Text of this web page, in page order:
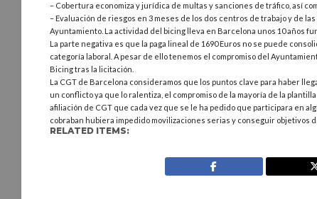
– Cobertura economiza y jurídica de multas y sanciones de tráfico, así
– Evaluación de riesgos en 3 meses de los dos centros de trabajo y de
Ayuntamiento. La actividad del bicing lleva en Barcelona unos 10 años
La parte negativa es que la paga lineal de 1690 Euros no se puede
categoría laboral. A pesar de ello tenemos el compromiso del
Bicing tras la licitación.
La CGT de Barcelona consideramos que los puntos clave para haber
un conflicto ya que lo ralentiza, el compromiso de la mayoría de la
afiliación de CGT que cada vez que se le ha pedido que participara en
cobraban hubiera impedido movilizaciones serias y conseguir objetivos
RELATED ITEMS: